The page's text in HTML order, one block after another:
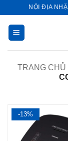
dung
NỘI ĐỊA
TRANG CHỦ
-13%